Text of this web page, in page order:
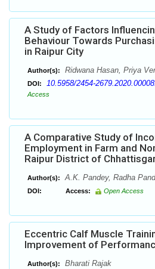
A Study of Factors
Behaviour Towards
in Raipur City
Author(s): Ridwana Hasan, Priya
DOI: 10.5958/2454-
Access
A Comparative Study of
Employment in Farm and
Raipur District of
Author(s): A.K. Pandey, Radha
DOI: Access: Open Access
Eccentric Calf Muscle
Improvement of
Author(s): Bharati Rajak